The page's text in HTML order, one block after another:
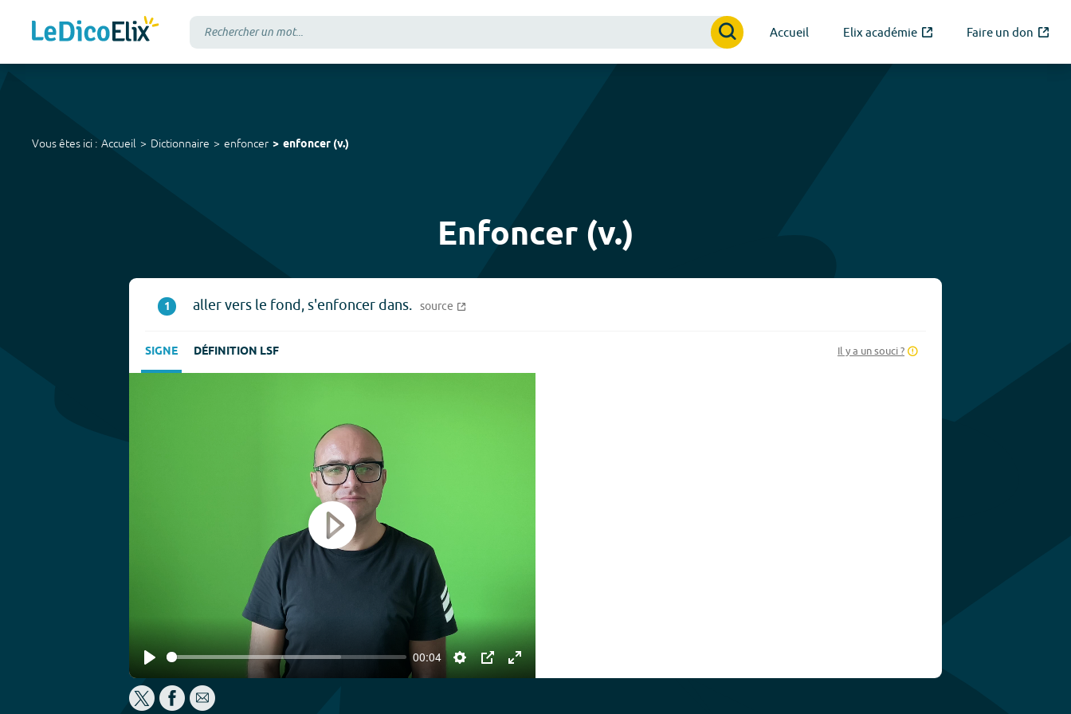
Accueil Elix académie Faire un don
Vous êtes ici : Accueil Dictionnaire enfoncer enfoncer (v.)
Enfoncer (v.)
1 aller vers le fond, s'enfoncer dans. source
SIGNE DÉFINITION LSF Il y a un souci ?
Play
00:04
Settings
PIP Enter
Play